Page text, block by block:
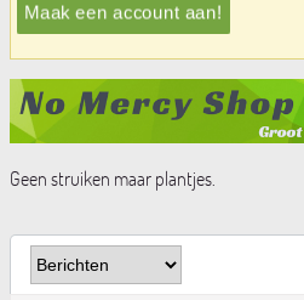
Maak een account aan!
Geen struiken maar plantjes.